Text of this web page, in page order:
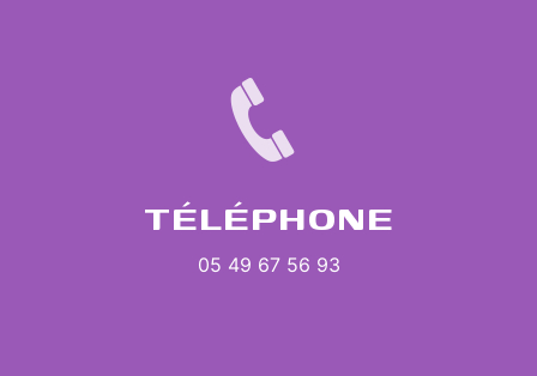
TÉLÉPHONE
05 49 67 56 93